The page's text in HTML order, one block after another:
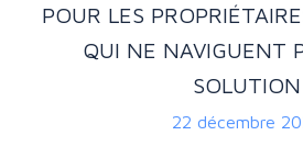
POUR LES
QUI NE NAVIGUENT
SOLUTION
22 décembre